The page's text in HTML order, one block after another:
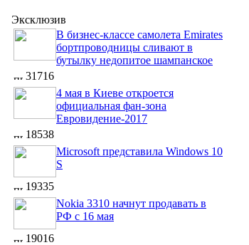
Эксклюзив
В бизнес-классе самолета Emirates
бортпроводницы сливают в
бутылку недопитое шампанское
31716
4 мая в Киеве откроется
официальная фан-зона
Евровидение-2017
18538
Microsoft представила Windows 10
S
19335
Nokia 3310 начнут продавать в
РФ с 16 мая
19016